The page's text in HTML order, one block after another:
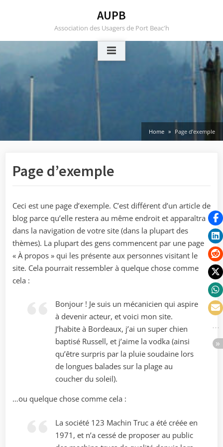
AUPB
Association des Usagers de Port Beac'h
Home Page d’exemple
Page d’exemple
Ceci est une page d’exemple. C’est différent d’un article de
blog parce qu’elle restera au même endroit et apparaîtra
dans la navigation de votre site (dans la plupart des
thèmes). La plupart des gens commencent par une page
« À propos » qui les présente aux personnes visitant le
site. Cela pourrait ressembler à quelque chose comme
cela :
Bonjour ! Je suis un mécanicien qui aspire
à devenir acteur, et voici mon site.
J’habite à Bordeaux, j’ai un super chien
baptisé Russell, et j’aime la vodka (ainsi
qu’être surpris par la pluie soudaine lors
de longues balades sur la plage au
coucher du soleil).
…ou quelque chose comme cela :
La société 123 Machin Truc a été créée en
1971, et n’a cessé de proposer au public